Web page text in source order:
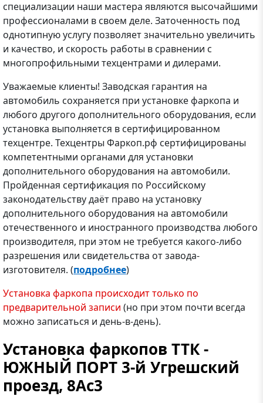
специализации наши мастера являются высочайшими
профессионалами в своем деле. Заточенность под
однотипную услугу позволяет значительно увеличить
и качество, и скорость работы в сравнении с
многопрофильными техцентрами и дилерами.
Уважаемые клиенты! Заводская гарантия на
автомобиль сохраняется при установке фаркопа и
любого другого дополнительного оборудования, если
установка выполняется в сертифицированном
техцентре. Техцентры Фаркоп.рф сертифицированы
компетентными органами для установки
дополнительного оборудования на автомобили.
Пройденная сертификация по Российскому
законодательству даёт право на установку
дополнительного оборудования на автомобили
отечественного и иностранного производства любого
производителя, при этом не требуется какого-либо
разрешения или свидетельства от завода-
изготовителя. (подробнее)
Установка фаркопа происходит только по
предварительной записи (но при этом почти всегда
можно записаться и день-в-день).
Установка фаркопов ТТК -
ЮЖНЫЙ ПОРТ 3-й Угрешский
проезд, 8Ас3